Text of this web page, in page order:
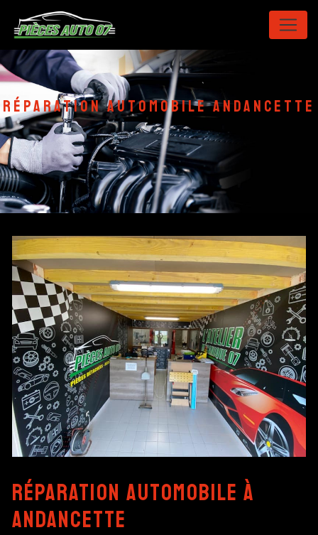
Panneau de gestion des cookies
réparation automobile Andancette
réparation automobile à
Andancette